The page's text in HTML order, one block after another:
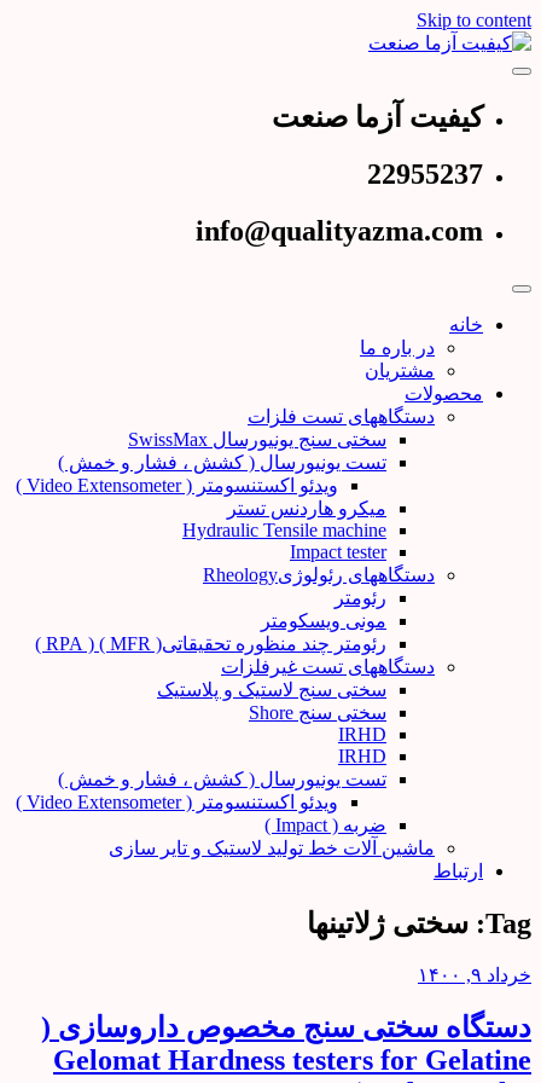
Skip to content
کیفیت آزما صنعت
کیفیت آزما صنعت
22955237
info@qualityazma.com
خانه
در باره ما
مشتریان
محصولات
دستگاههای تست فلزات
سختی سنج یونیورسال SwissMax
تست یونیورسال ( کشش ، فشار و خمش )
ویدئو اکستنسومتر ( Video Extensometer )
میکرو هاردنس تستر
Hydraulic Tensile machine
Impact tester
دستگاههای رئولوژیRheology
رئومتر
مونی ویسکومتر
رئومتر چند منظوره تحقیقاتی( MFR ) ( RPA )
دستگاههای تست غیرفلزات
سختی سنج لاستیک و پلاستیک
سختی سنج Shore
IRHD
IRHD
تست یونیورسال ( کشش ، فشار و خمش )
ویدئو اکستنسومتر ( Video Extensometer )
ضربه ( Impact )
ماشین آلات خط تولید لاستیک و تایر سازی
ارتباط
Tag: سختی ژلاتینها
خرداد ۹, ۱۴۰۰
دستگاه سختی سنج مخصوص داروسازی (
Gelomat Hardness testers for Gelatine